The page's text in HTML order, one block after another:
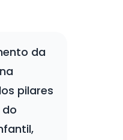
da
pilares